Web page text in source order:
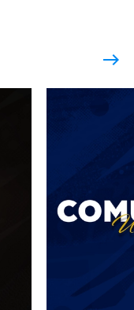
east